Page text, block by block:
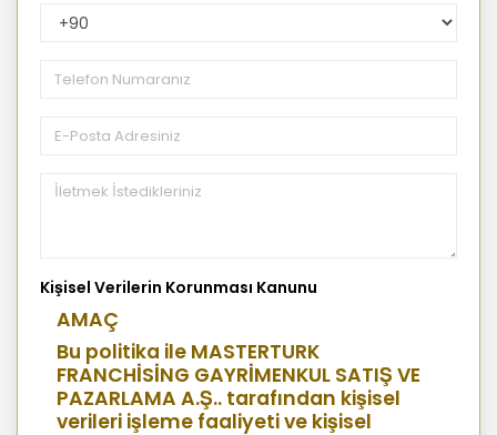
PhoneNumberCountryPhoneCode
Kişisel Verilerin Korunması Kanunu
AMAÇ
Bu politika ile MASTERTURK
FRANCHİSİNG GAYRİMENKUL SATIŞ VE
PAZARLAMA A.Ş.. tarafından kişisel
verileri işleme faaliyeti ve kişisel